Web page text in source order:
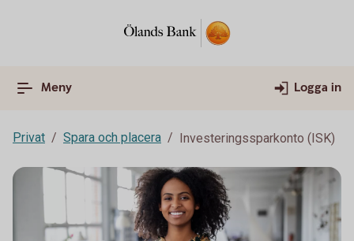
Meny Logga in
Privat Spara och placera Investeringssparkonto (ISK)